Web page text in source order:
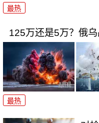
最热
125万还是5万？俄
最热